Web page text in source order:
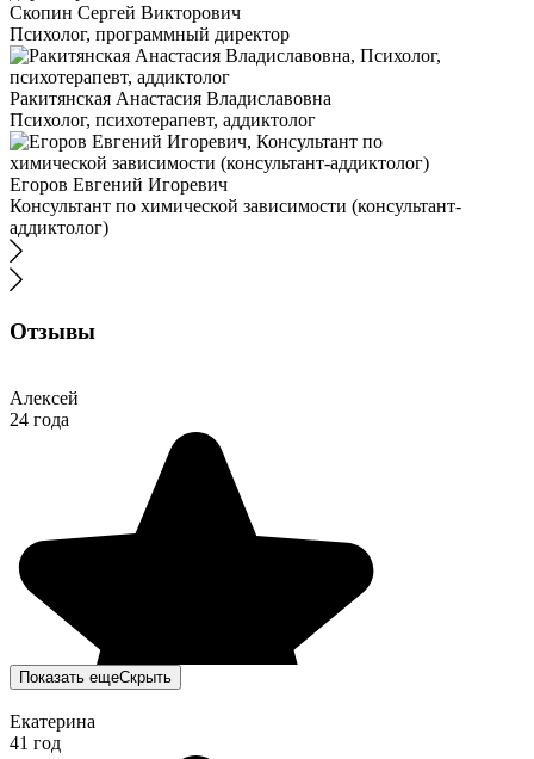
Скопин Сергей Викторович
Психолог, программный директор
Ракитянская Анастасия Владиславовна
Психолог, психотерапевт, аддиктолог
Егоров Евгений Игоревич
Консультант по химической зависимости (консультант-
аддиктолог)
Отзывы
Алексей
24 года
Показать ещеСкрыть
Екатерина
41 год